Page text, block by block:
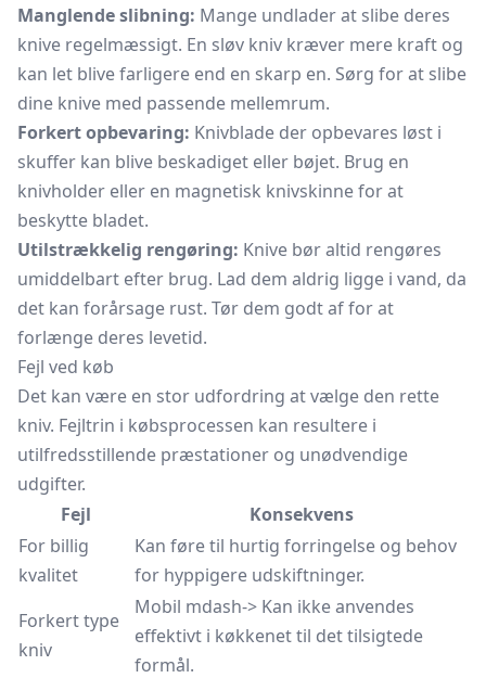
Manglende slibning: Mange undlader at slibe deres
knive regelmæssigt. En sløv kniv kræver mere kraft og
kan let blive farligere end en skarp en. Sørg for at slibe
dine knive med passende mellemrum.
Forkert opbevaring: Knivblade der opbevares løst i
skuffer kan blive beskadiget eller bøjet. Brug en
knivholder eller en magnetisk knivskinne for at
beskytte bladet.
Utilstrækkelig rengøring: Knive bør altid rengøres
umiddelbart efter brug. Lad dem aldrig ligge i vand, da
det kan forårsage rust. Tør dem godt af for at
forlænge deres levetid.
Fejl ved køb
Det kan være en stor udfordring at vælge den rette
kniv. Fejltrin i købsprocessen kan resultere i
utilfredsstillende præstationer og unødvendige
udgifter.
Fejl
Konsekvens
For billig
kvalitet
Kan føre til hurtig forringelse og behov
for hyppigere udskiftninger.
Forkert type
kniv
Mobil mdash-> Kan ikke anvendes
effektivt i køkkenet til det tilsigtede
formål.